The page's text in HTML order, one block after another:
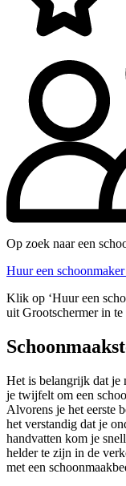
Op zoek naar een
Huur een
Klik op ‘Huur een
uit Grootschermer in
Het is belangrijk dat je
je twijfelt om een
Alvorens je het eerste
het verstandig dat je
handvatten kom je
helder te zijn in de
met een